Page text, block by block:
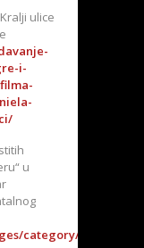
ulice
i-
u
category/Radio-